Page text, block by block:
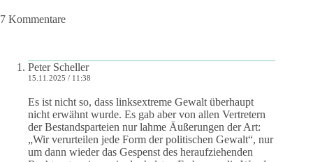
7 Kommentare
Peter Scheller
15.11.2025 / 11:38
Es ist nicht so, dass linksextreme Gewalt überhaupt
nicht erwähnt wurde. Es gab aber von allen Vertretern
der Bestandsparteien nur lahme Äußerungen der Art:
„Wir verurteilen jede Form der politischen Gewalt“, nur
um dann wieder das Gespenst des heraufziehenden